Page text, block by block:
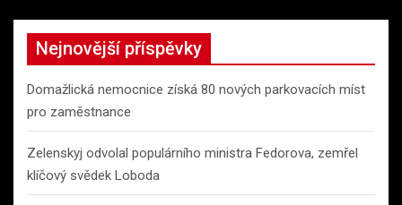
Nejnovější příspěvky
Domažlická nemocnice získá 80 nových parkovacích míst
pro zaměstnance
Zelenskyj odvolal populárního ministra Fedorova, zemřel
klíčový svědek Loboda